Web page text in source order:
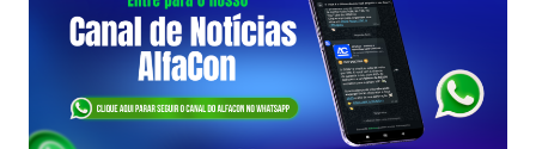
FCC
É
ASSINADO
E
EDITAL